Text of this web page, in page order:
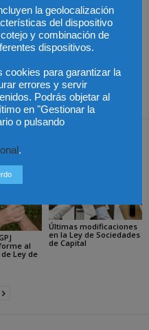
Según el Plan contra el
Fraude en el Empleo
aprobado por el Gobierno,
el empresario que
contrate de forma
irregular podría verse en
la cárcel
al
Ley de
Últimas modificaciones
en la Ley de Sociedades
de Capital
la geolocalización
del dispositivo
y combinación de
dispositivos.
cookies para garantizar la
errores y servir
Podrás objetar al
en "Gestionar la
o pulsando
.